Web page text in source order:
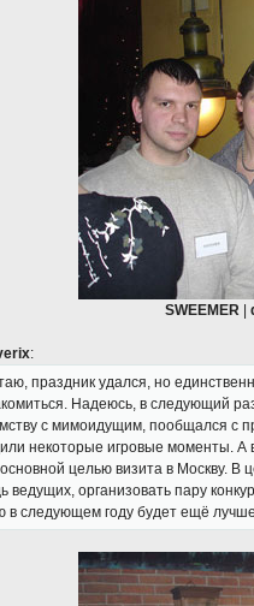
SWEEMER|
:
праздник удался, но
Надеюсь, в следующий
с мимоидущим, пообщался с
некоторые игровые моменты. А
целью визита в Москву. В
ведущих, организовать пару
в следующем году будет ещё